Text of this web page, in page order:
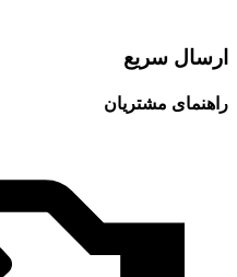
ارسال سریع
راهنمای مشتریان